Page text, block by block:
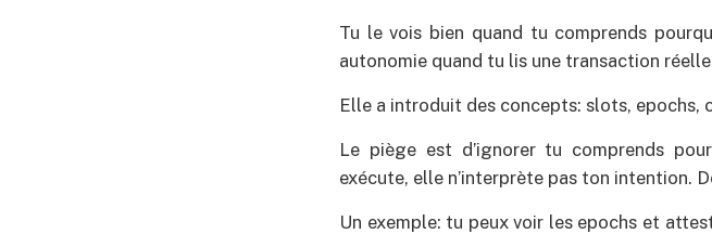
Tu le vois bien quand tu comprends
autonomie quand tu lis une transaction
Elle a introduit des concepts: slots, epochs,
Le piège est d’ignorer tu comprends
exécute, elle n’interprète pas ton intention.
Un exemple: tu peux voir les epochs et